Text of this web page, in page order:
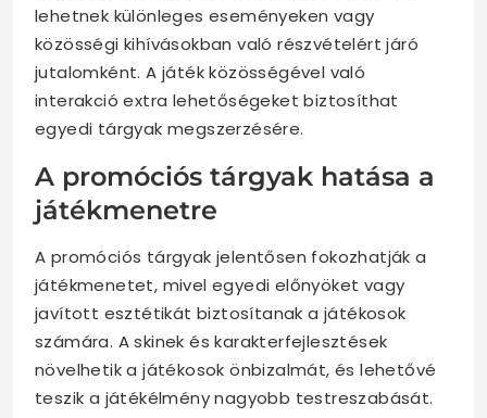
lehetnek különleges eseményeken vagy
közösségi kihívásokban való részvételért járó
jutalomként. A játék közösségével való
interakció extra lehetőségeket biztosíthat
egyedi tárgyak megszerzésére.
A promóciós tárgyak hatása a
játékmenetre
A promóciós tárgyak jelentősen fokozhatják a
játékmenetet, mivel egyedi előnyöket vagy
javított esztétikát biztosítanak a játékosok
számára. A skinek és karakterfejlesztések
növelhetik a játékosok önbizalmát, és lehetővé
teszik a játékélmény nagyobb testreszabását.